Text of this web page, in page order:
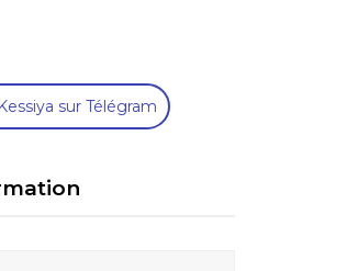
sur Télégram